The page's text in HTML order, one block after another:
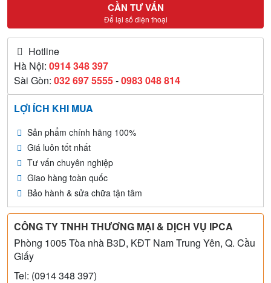
CẦN TƯ VẤN
Để lại số điện thoại
Hotline
Hà Nội: 0914 348 397
Sài Gòn: 032 697 5555-0983 048 814
LỢI ÍCH KHI MUA
Sản phẩm chính hãng 100%
Giá luôn tốt nhất
Tư vấn chuyên nghiệp
Giao hàng toàn quốc
Bảo hành & sửa chữa tận tâm
CÔNG TY TNHH THƯƠNG MẠI & DỊCH VỤ IPCA
Phòng 1005 Tòa nhà B3D, KĐT Nam Trung Yên, Q. Cầu
Giấy
Tel: (0914 348 397)